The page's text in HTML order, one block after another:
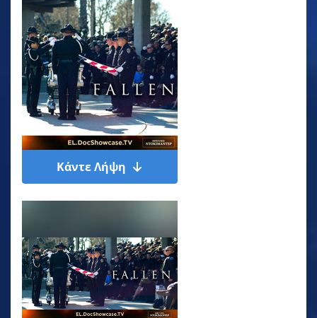
Κάντε Λήψη